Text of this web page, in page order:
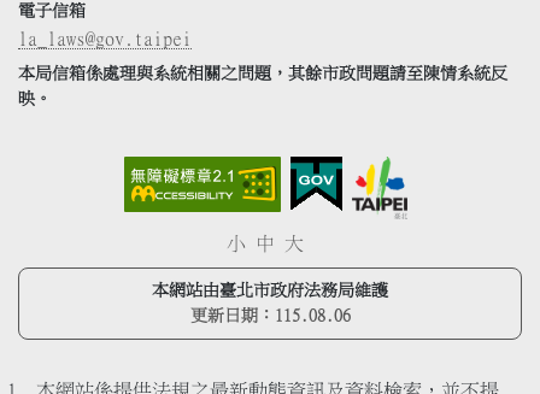
電子信箱
la_laws@gov.taipei
本局信箱係處理與系統相關之問題，其餘市政問題請至陳情系統反
映。
小 中 大
本網站由臺北市政府法務局維護
更新日期： 115.08.06
本網站係提供法規之最新動態資訊及資料檢索，並不提